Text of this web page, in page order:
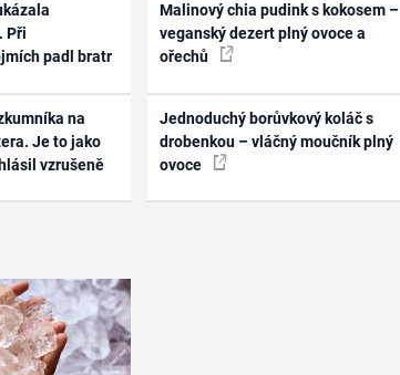
Při
padl bratr
na
Je to jako
vzrušeně
Malinový chia pudink s kokosem –
veganský dezert plný ovoce a
ořechů
Jednoduchý borůvkový koláč s
drobenkou – vláčný moučník plný
ovoce